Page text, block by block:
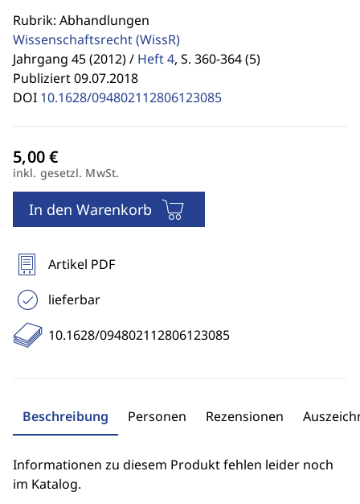
Rubrik: Abhandlungen
Wissenschaftsrecht(WissR)
Jahrgang 45 (2012) / Heft 4, S. 360-364 (5)
Publiziert 09.07.2018
DOI 10.1628/094802112806123085
inkl. gesetzl. MwSt.
In den Warenkorb
Artikel PDF
lieferbar
10.1628/094802112806123085
Beschreibung Personen Rezensionen
Informationen zu diesem Produkt fehlen leider noch
im Katalog.